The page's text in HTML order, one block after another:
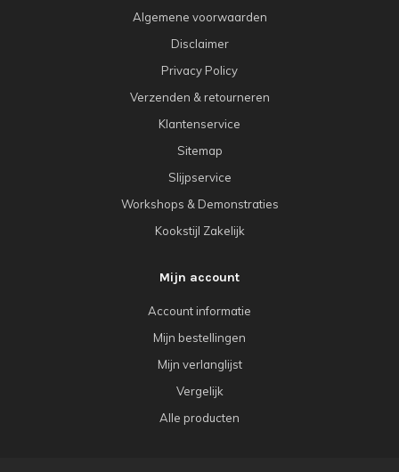
Algemene voorwaarden
Disclaimer
Privacy Policy
Verzenden & retourneren
Klantenservice
Sitemap
Slijpservice
Workshops & Demonstraties
Kookstijl Zakelijk
Mijn account
Account informatie
Mijn bestellingen
Mijn verlanglijst
Vergelijk
Alle producten